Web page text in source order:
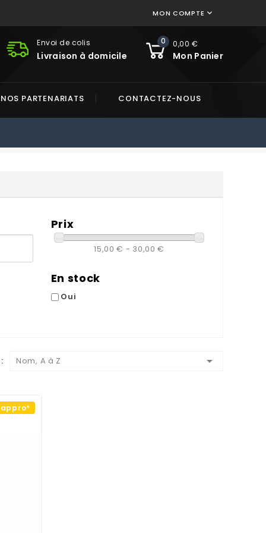
MON COMPTE 
0 0,00 €
Mon Panier
Envoi de colis
Livraison à domicile
NOS PARTENARIATS CONTACTEZ-NOUS
Prix
15,00 € - 30,00 €
En stock
Oui
Nom, A à Z 